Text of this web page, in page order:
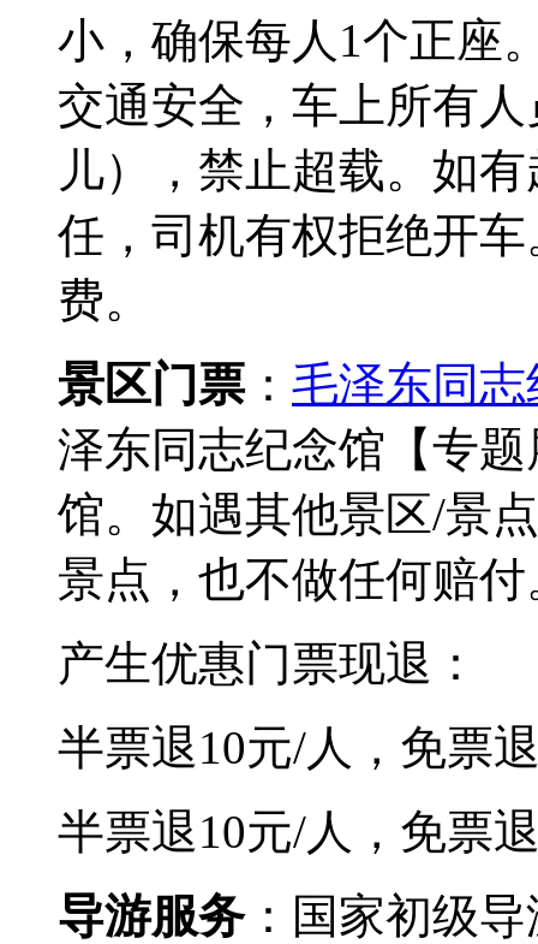
小，确保每人1个正座
交通安全，车上所有
儿），禁止超载。如
任，司机有权拒绝开
费。
景区门票： 毛泽东同
泽东同志纪念馆【专
馆。如遇其他景区/景
景点，也不做任何赔付
产生优惠门票现退：
半票退10元/人，免票
半票退10元/人，免票
导游服务：国家初级